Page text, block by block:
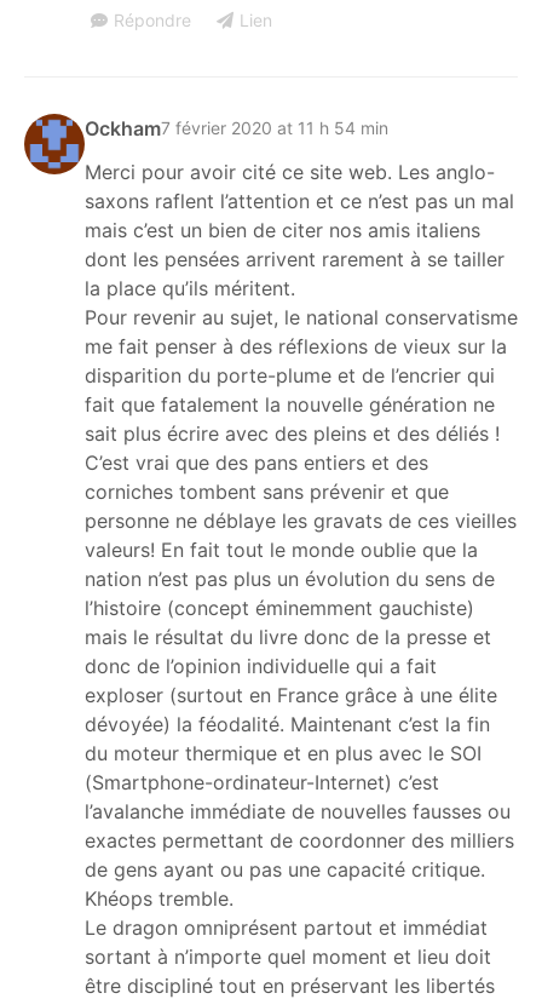
Répondre Lien
Ockham7 février 2020 at 11 h 54 min
Merci pour avoir cité ce site web. Les anglo-
saxons raflent l’attention et ce n’est pas un mal
mais c’est un bien de citer nos amis italiens
dont les pensées arrivent rarement à se tailler
la place qu’ils méritent.
Pour revenir au sujet, le national conservatisme
me fait penser à des réflexions de vieux sur la
disparition du porte-plume et de l’encrier qui
fait que fatalement la nouvelle génération ne
sait plus écrire avec des pleins et des déliés !
C’est vrai que des pans entiers et des
corniches tombent sans prévenir et que
personne ne déblaye les gravats de ces vieilles
valeurs! En fait tout le monde oublie que la
nation n’est pas plus un évolution du sens de
l’histoire (concept éminemment gauchiste)
mais le résultat du livre donc de la presse et
donc de l’opinion individuelle qui a fait
exploser (surtout en France grâce à une élite
dévoyée) la féodalité. Maintenant c’est la fin
du moteur thermique et en plus avec le SOI
(Smartphone-ordinateur-Internet) c’est
l’avalanche immédiate de nouvelles fausses ou
exactes permettant de coordonner des milliers
de gens ayant ou pas une capacité critique.
Khéops tremble.
Le dragon omniprésent partout et immédiat
sortant à n’importe quel moment et lieu doit
être discipliné tout en préservant les libertés